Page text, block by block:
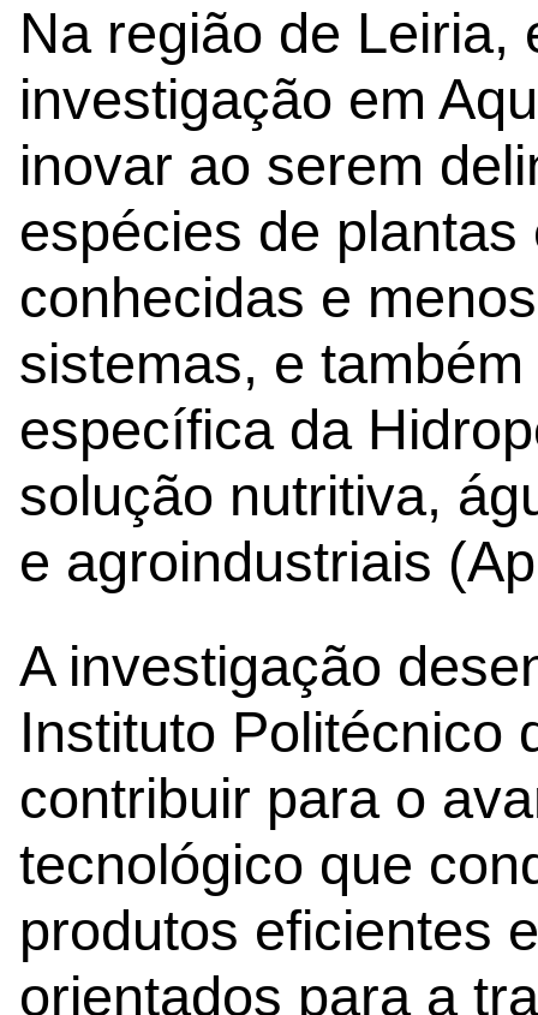
Na região de Leiria,
investigação em
inovar ao serem
espécies de
conhecidas e
sistemas, e
específica da
solução nutritiva,
e agroindustriais
A investigação
Instituto Politécnico
contribuir para o
tecnológico que
produtos eficientes
orientados para a